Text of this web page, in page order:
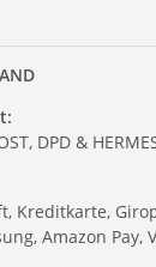
DPD &
Kreditkarte,
Amazon Pay,